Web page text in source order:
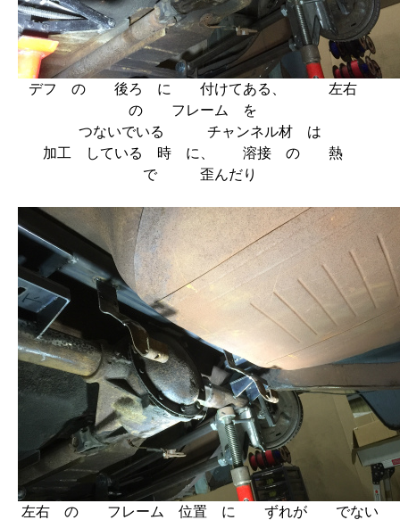
デフ の 後ろ に 付けてある、 左右
の フレーム を
つないでいる チャンネル材 は
加工 している 時 に、 溶接 の 熱
で 歪んだり
左右 の フレーム 位置 に ずれが でない